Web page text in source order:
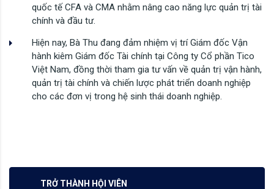
quốc tế CFA và CMA nhằm nâng cao năng lực quản trị tài
chính và đầu tư.
Hiện nay, Bà Thu đang đảm nhiệm vị trí Giám đốc Vận
hành kiêm Giám đốc Tài chính tại Công ty Cổ phần Tico
Việt Nam, đồng thời tham gia tư vấn về quản trị vận hành,
quản trị tài chính và chiến lược phát triển doanh nghiệp
cho các đơn vị trong hệ sinh thái doanh nghiệp.
TRỞ THÀNH HỘI VIÊN